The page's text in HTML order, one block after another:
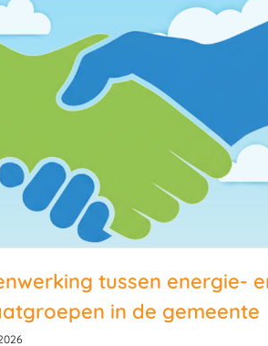
tussen energie-
in de gemeente